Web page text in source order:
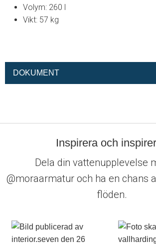
Volym: 260 l
Vikt: 57 kg
DOKUMENT
Inspirera och
Dela din vattenupplevelse
@moraarmatur och ha en chans
flöden.